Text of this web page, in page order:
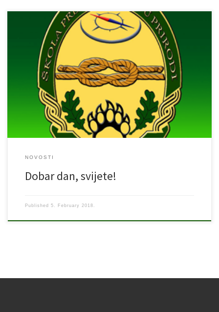
Pozdrav svima u ime Škole preživljavanja u prirodi “Agram”,prve
hrvatske škole preživljavanja u prirodi. Pratite nas i uživajte u
objavama o radu Škole i o našim aktivnostima, kao i u tekstovima
vezanim uz prirodu i preživljavanje.
NOVOSTI
Dobar dan, svijete!
Published 5. February 2018.